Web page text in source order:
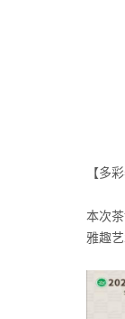
【多
本次
雅趣